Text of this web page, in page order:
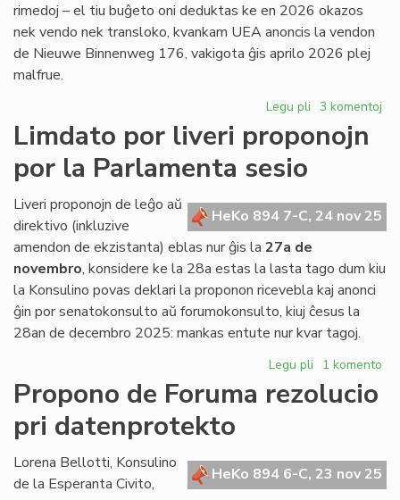
rimedoj – el tiu buĝeto oni deduktas ke en 2026 okazos
nek vendo nek transloko, kvankam UEA anoncis la vendon
de Nieuwe Binnenweg 176, vakigota ĝis aprilo 2026 plej
malfrue.
Legu pli pri
vere
transloko
en
3 komentoj
Limdato por liveri proponojn
por la Parlamenta sesio
HeKo 894 7-C, 24 nov 25
Liveri proponojn de leĝo aŭ
direktivo (inkluzive
amendon de ekzistanta) eblas nur ĝis la 27a de
novembro, konsidere ke la 28a estas la lasta tago dum kiu
la Konsulino povas deklari la proponon ricevebla kaj anonci
ĝin por senatokonsulto aŭ forumokonsulto, kiuj ĉesus la
28an de decembro 2025: mankas entute nur kvar tagoj.
Legu pli pri
Limdato
por
por
la
1 komento
Propono de Foruma rezolucio
pri datenprotekto
HeKo 894 6-C, 23 nov 25
Lorena Bellotti, Konsulino
de la Esperanta Civito,